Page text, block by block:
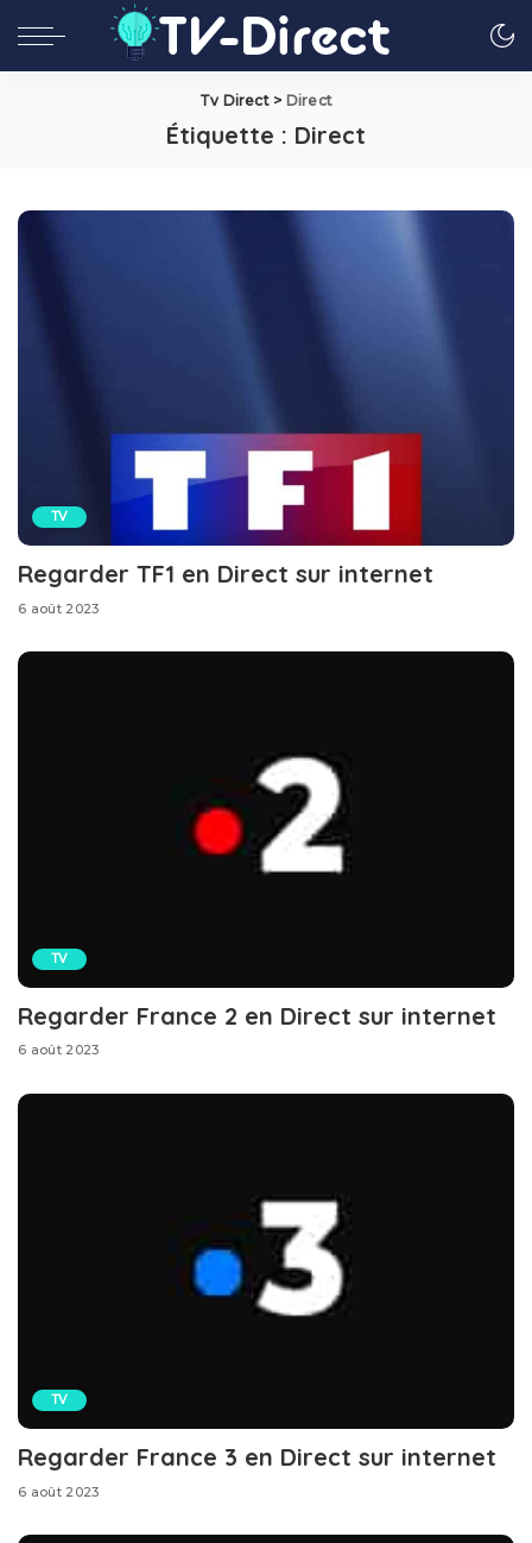
Tv Direct> Direct
Étiquette : Direct
TV
Regarder TF1 en Direct sur internet
6 août 2023
TV
Regarder France 2 en Direct sur internet
6 août 2023
TV
Regarder France 3 en Direct sur internet
6 août 2023